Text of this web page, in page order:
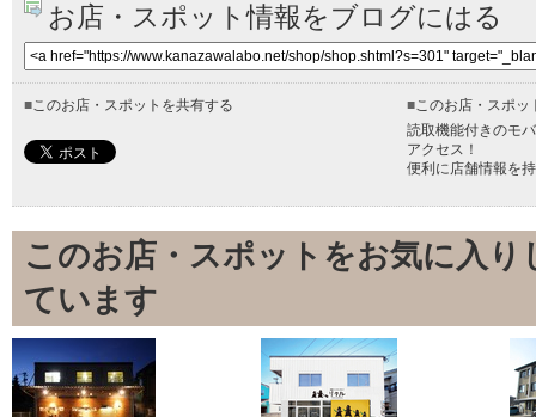
お店・スポット情報をブログにはる
■このお店・スポットを共有する ■このお店・スポッ
読取機能付きのモ
アクセス！
便利に店舗情報を
このお店・スポットをお気に入
ています